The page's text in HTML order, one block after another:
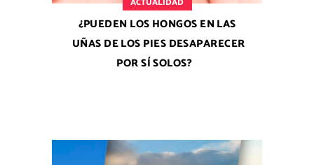
¿PUEDEN LOS HONGOS EN LAS
UÑAS DE LOS PIES DESAPARECER
POR SÍ SOLOS?